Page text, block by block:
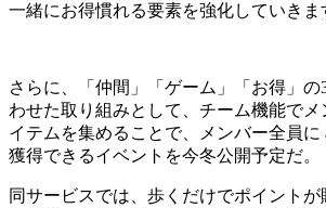
一緒にお得慣れる要素を強化していきま
さらに、「仲間」「ゲーム」「お得」
わせた取り組みとして、チーム機能で
イテムを集めることで、メンバー全員に
獲得できるイベントを今冬公開予定だ。
同サービスでは、歩くだけでポイントが